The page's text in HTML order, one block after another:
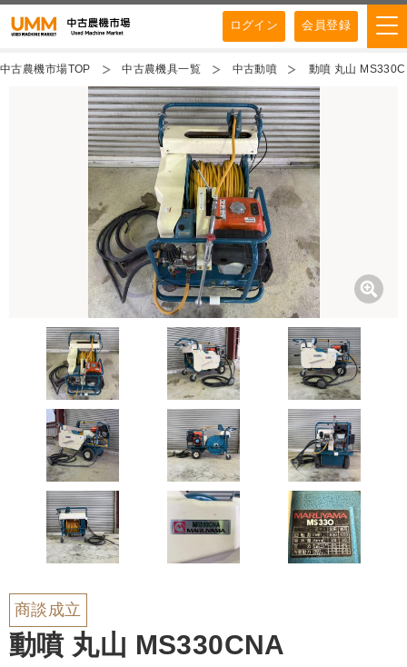
ログイン 会員登録
中古農機市場TOP 中古農機具一覧 中古動噴 動噴 丸山
商談成立
動噴 丸山 MS330CNA